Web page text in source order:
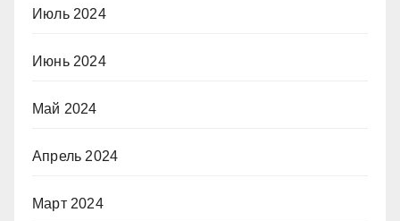
Июль 2024
Июнь 2024
Май 2024
Апрель 2024
Март 2024